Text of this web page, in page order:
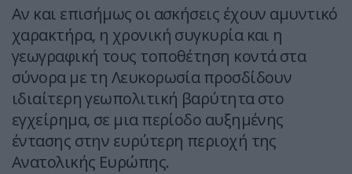
Αν και επισήμως οι ασκήσεις έχουν αμυντικό
χαρακτήρα, η χρονική συγκυρία και η
γεωγραφική τους τοποθέτηση κοντά στα
σύνορα με τη Λευκορωσία προσδίδουν
ιδιαίτερη γεωπολιτική βαρύτητα στο
εγχείρημα, σε μια περίοδο αυξημένης
έντασης στην ευρύτερη περιοχή της
Ανατολικής Ευρώπης.